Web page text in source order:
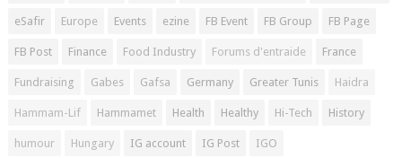
eSafir Europe Events ezine FB Event FB Group FB Page
FB Post Finance Food Industry Forums d'entraide France
Fundraising Gabes Gafsa Germany Greater Tunis Haidra
Hammam-Lif Hammamet Health Healthy Hi-Tech History
humour Hungary IG account IG Post IGO